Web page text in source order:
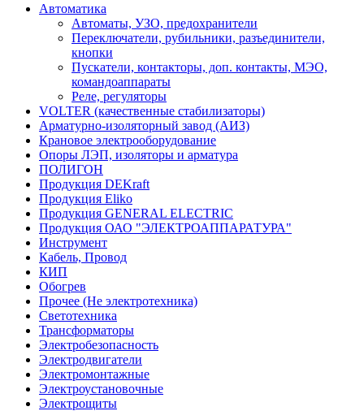
Автоматика
Автоматы, УЗО, предохранители
Переключатели, рубильники, разъединители,
кнопки
Пускатели, контакторы, доп. контакты, МЭО,
командоаппараты
Реле, регуляторы
VOLTER (качественные стабилизаторы)
Арматурно-изоляторный завод (АИЗ)
Крановое электрооборудование
Опоры ЛЭП, изоляторы и арматура
ПОЛИГОН
Продукция DEKraft
Продукция Eliko
Продукция GENERAL ELECTRIC
Продукция ОАО "ЭЛЕКТРОАППАРАТУРА"
Инструмент
Кабель, Провод
КИП
Обогрев
Прочее (Не электротехника)
Светотехника
Трансформаторы
Электробезопасность
Электродвигатели
Электромонтажные
Электроустановочные
Электрощиты